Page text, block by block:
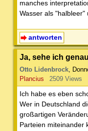
manches
Wasser als "halbleer"
antworten
Ja, sehe ich
Otto Lidenbrock,
Plancius
2509 Views
Ich habe es eben
Wer in Deutschland
großartigen
Parteien miteinander